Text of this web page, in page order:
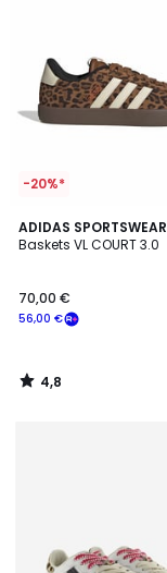
-20%*
ADIDAS SPORTSWEAR
Baskets VL COURT 3.0
56,00 €
70,00 €
4,8
/ 5
4,8
/